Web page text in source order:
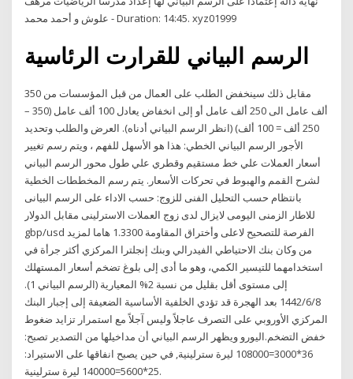
علوش و أحمد محمد - Duration: 14:45. xyz01999
الرسم البياني للقرارت الرئاسية
مقابل ذلك سينخفض الطلب على العمال من قبل المؤسسات من 350
ألف عامل الى 250 ألف عامل أو إلى انخفاض يعادل 100 ألف عامل (350 –
250 ألف = 100 ألف) (انظر الرسم البياني أدناه). العرض والطلب وتحديد
الأجور الرسم البياني الخطي: هذا هو الأسهل للفهم ، ويتم رسم تغيير
أسعار العملات علي خط مستقيم وقطري علي طول محور الرسم البياني
لشرح القمم والهبوط في تحركات الأسعار. يتم رسم المخططات الخطية
بانتظام حسب التحليل الفنى للزوج: حسب الاداء على الرسم البيانى
للاطار الزمنى اليومى لايزال لدى زوج العملات الاسترلينى مقابل الدولار
gbp/usd الفرصة للتصحيح لاعلى وأختراق المقاومة 1.3300 هاما لمزيد
من وكان بنك الاحتياطي الفيدرالي وبنك إنجلترا المركزي أكثر جرأة في
استخدامهما للتيسير الكمي، وهو ما أدى إلى بلوغ تضخم أسعار المستهلك
إلى مستوى أقل بقليل من نسبة 2% المعيارية (الرسم البياني 1).
8‏‏/6‏‏/1442 بعد الهجرة قد تؤدي الخلفية الأساسية الضعيفة إلى إجبار البنك
المركزي الأوروبي على التصرف عاجلاً وليس آجلاً مع استمرار تزايد ضغوط
خفض التضخم.اليورو ويظهر الرسم البياني أن مداخيلها من التصدير تصبح:
36*3000=108000 ليرة سترلينية, في حين يصبح انفاقها على الاستيراد:
25*5600=140000 ليرة سترلينية.